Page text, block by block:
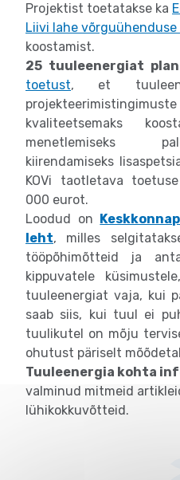
Projektist toetatakse ka
Liivi lahe võrguühenduse
koostamist.
25 tuuleenergiat
toetust, et
kvaliteetsemaks
menetlemiseks
kiirendamiseks
KOVi taotletava
000 eurot.
Loodud on
leht, milles
tööpõhimõtteid ja
kippuvatele
tuuleenergiat vaja, kui
saab siis, kui tuul ei
tuulikutel on mõju
ohutust päriselt
Tuuleenergia kohta
valminud mitmeid
lühikokkuvõtteid.